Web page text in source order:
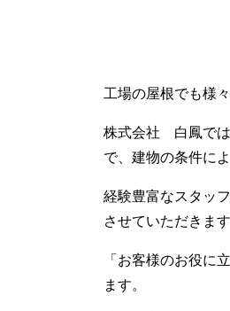
工場の屋根でも様
株式会社 白鳳では
で、建物の条件に
経験豊富なスタッ
させていただきます
「お客様のお役に
ます。